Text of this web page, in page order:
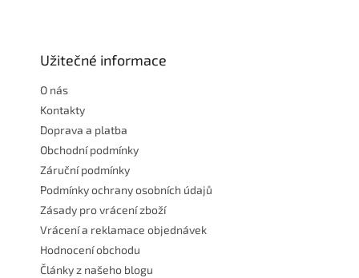
Užitečné informace
O nás
Kontakty
Doprava a platba
Obchodní podmínky
Záruční podmínky
Podmínky ochrany osobních údajů
Zásady pro vrácení zboží
Vrácení a reklamace objednávek
Hodnocení obchodu
Články z našeho blogu